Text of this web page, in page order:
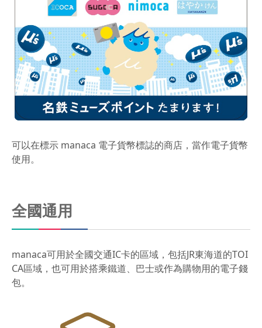
可以在標示 manaca 電子貨幣標誌的商店，當作電子貨幣
使用。
全國通用
manaca可用於全國交通IC卡的區域，包括JR東海道的TOI
CA區域，也可用於搭乘鐵道、巴士或作為購物用的電子錢
包。